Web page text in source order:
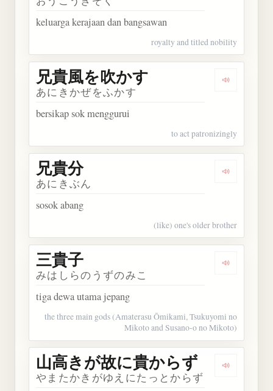
keluarga kerajaan dan bangsawan
royalty and titled nobility
Dengarkan
兄貴風を吹かす
あにきかぜをふかす
bersikap sok menggurui
to act patronizingly
Dengarkan
兄貴分
あにきぶん
sosok abang
(like) one's older brother
Dengarkan
三貴子
みはしらのうずのみこ
tiga dewa utama jepang
the three main gods (Amaterasu Ōmikami, Tsukuyomi no
Mikoto and Susano-o no Mikoto)
Dengarkan
山高きが故に貴からず
やまたかきがゆえにたっとからず